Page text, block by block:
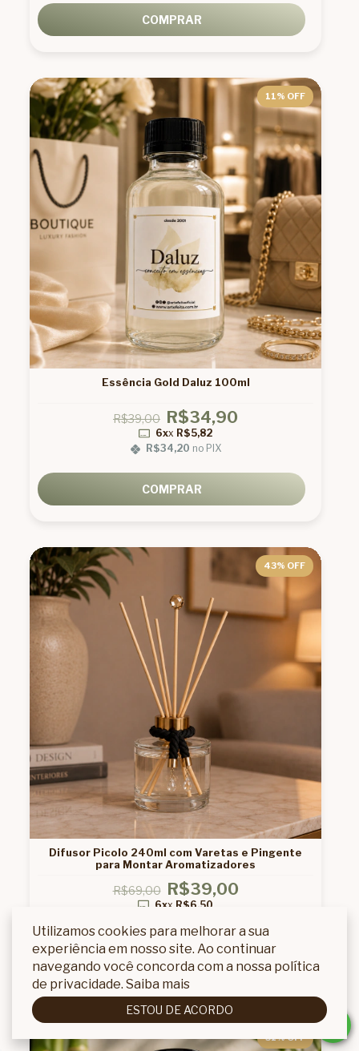
COMPRAR
11% OFF
Essência Gold Daluz 100ml
R$39,00 R$34,90
6xx R$5,82
R$34,20 no PIX
COMPRAR
43% OFF
Difusor Picolo 240ml com Varetas e Pingente
para Montar Aromatizadores
R$69,00 R$39,00
6xx R$6,50
COMPRAR
31% OFF
Utilizamos cookies para melhorar a sua
experiência em nosso site. Ao continuar
navegando você concorda com a nossa política
de privacidade. Saiba mais
ESTOU DE ACORDO